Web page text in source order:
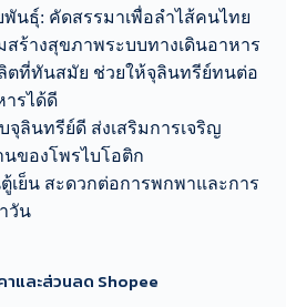
พันธุ์: คัดสรรมาเพื่อลำไส้คนไทย
สร้างสุขภาพระบบทางเดินอาหาร
ตที่ทันสมัย ช่วยให้จุลินทรีย์ทนต่อ
ารได้ดี
จุลินทรีย์ดี ส่งเสริมการเจริญ
นของโพรไบโอติก
เย็น สะดวกต่อการพกพาและการ
วัน
าและส่วนลด Shopee